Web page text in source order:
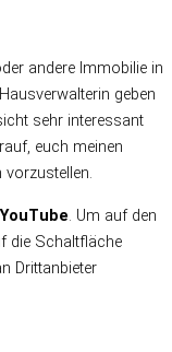
andere Immobilie in
geben
sehr interessant
euch meinen
vorzustellen.
YouTube. Um auf den
die Schaltfläche
Drittanbieter